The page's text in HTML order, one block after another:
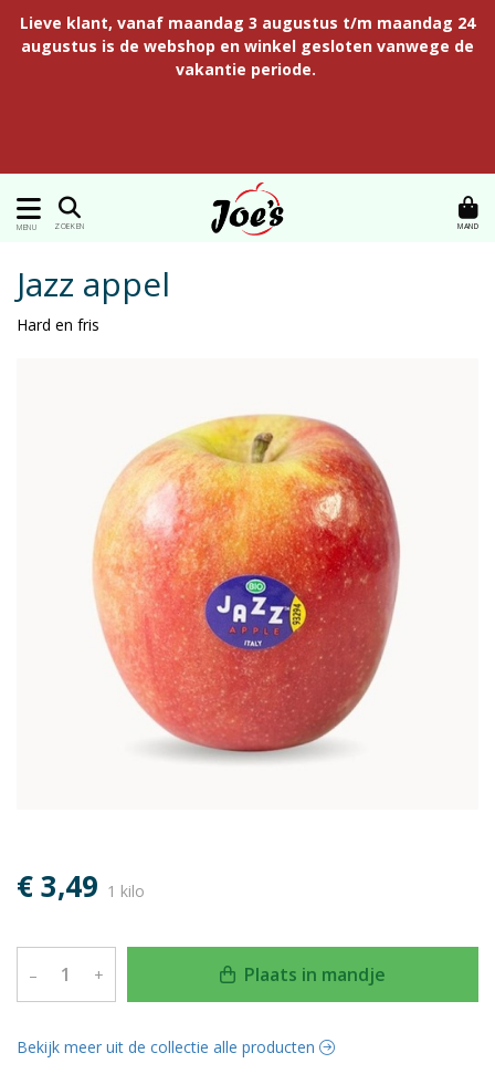
Lieve klant, vanaf maandag 3 augustus t/m maandag 24
augustus is de webshop en winkel gesloten vanwege de
vakantie periode.
MENU ZOEKEN MAND
Jazz appel
Hard en fris
€ 3,49 1 kilo
– + Plaats in mandje
Bekijk meer uit de collectie alle producten